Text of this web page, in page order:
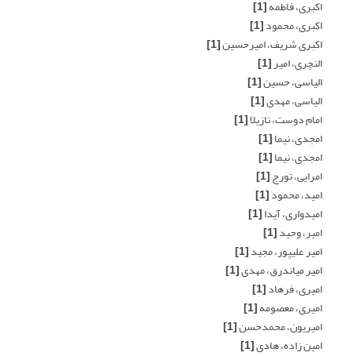
اکبری، فاطمه[1]
اکبری، محمود[1]
اکبری شریف، امیرحسین[1]
النچری، امیر[1]
الیاسی، حسین[1]
الیاسی، مهدی[1]
امام دوست، نازیلا[1]
امجدی، نیما[1]
امجدی، نیما[1]
امرایی، تورج[1]
امید، محمود[1]
امیدواری، آیدا[1]
امیر، وحید[1]
امیر علیپور، مجید[1]
امیر میاندرق، مهدی[1]
امیری، فرهاد[1]
امیری، معصومه[1]
امیریون، محمدحسن[1]
امین زاده، هادی[1]